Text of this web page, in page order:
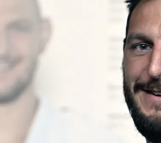
Dostihy
Florbal
Futsal
Plavání